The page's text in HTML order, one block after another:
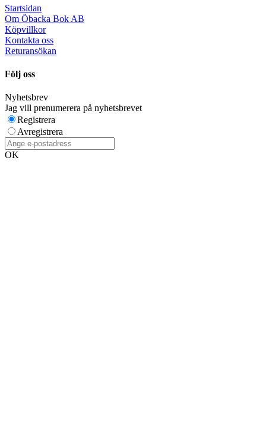
Startsidan
Om Öbacka Bok AB
Köpvillkor
Kontakta oss
Returansökan
Följ oss
Nyhetsbrev
Jag vill prenumerera på nyhetsbrevet
Registrera
Avregistrera
OK